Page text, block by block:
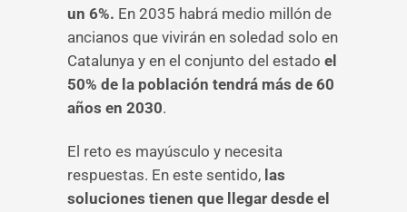
un 6%. En 2035 habrá medio millón de
ancianos que vivirán en soledad solo en
Catalunya y en el conjunto del estado el
50% de la población tendrá más de 60
años en 2030.
El reto es mayúsculo y necesita
respuestas. En este sentido, las
soluciones tienen que llegar desde el